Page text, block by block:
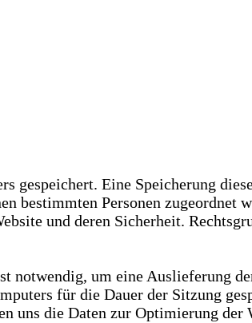
gespeichert. Eine Speicherung
bestimmten Personen zugeordnet
und deren Sicherheit.
notwendig, um eine Auslieferung
für die Dauer der Sitzung
die Daten zur Optimierung der